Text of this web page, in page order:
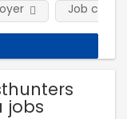
Job
jobs